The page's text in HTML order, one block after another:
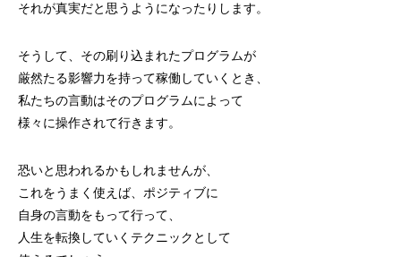
それが真実だと思うようになったりします。
そうして、その刷り込まれたプログラムが
厳然たる影響力を持って稼働していくとき、
私たちの言動はそのプログラムによって
様々に操作されて行きます。
恐いと思われるかもしれませんが、
これをうまく使えば、ポジティブに
自身の言動をもって行って、
人生を転換していくテクニックとして